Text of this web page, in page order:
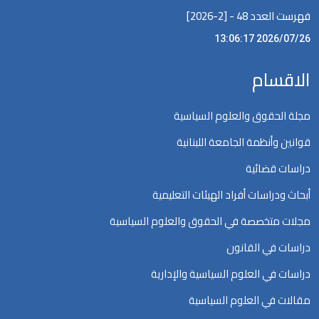
فهرست العدد 48 - [2-2026]
2026/07/26 13:06:17
الاقسام
مجلة الحقوق والعلوم السياسية
قوانين وأنظمة الجامعة اللبنانية
دراسات قضائية
أبحاث ودراسات أفراد الهيئات التعليمية
مجلات متخصصة في الحقوق والعلوم السياسية
دراسات في القانون
دراسات في العلوم السياسية والإدارية
مقالات في العلوم السياسية